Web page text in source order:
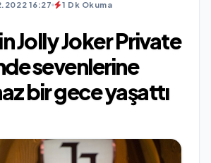
16:27 1 Dk Okuma
Jolly Joker Private
sevenlerine
bir gece yaşattı